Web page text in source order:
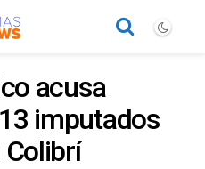
acusa
imputados
Colibrí